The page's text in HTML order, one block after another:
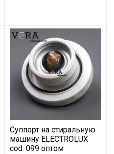
Суппорт на стиральную
машину ELECTROLUX
cod. 099 оптом